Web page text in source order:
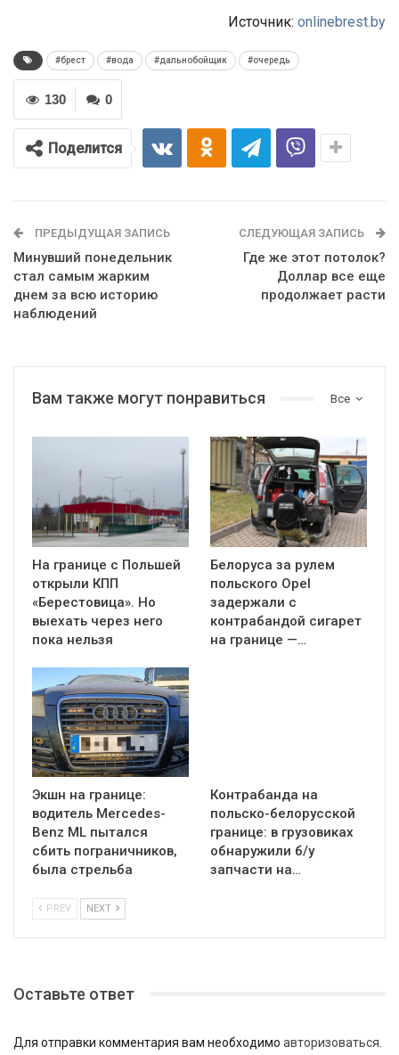
Источник: onlinebrest.by
#брест #вода #дальнобойщик #очередь
0
130
Поделится
ПРЕДЫДУЩАЯ ЗАПИСЬ
Минувший понедельник
стал самым жарким
днем за всю историю
наблюдений
СЛЕДУЮЩАЯ ЗАПИСЬ
Где же этот потолок?
Доллар все еще
продолжает расти
Все
Вам также могут понравиться
На границе с Польшей
открыли КПП
«Берестовица». Но
выехать через него
пока нельзя
Белоруса за рулем
польского Opel
задержали с
контрабандой сигарет
на границе —…
Экшн на границе:
водитель Mercedes-
Benz ML пытался
сбить пограничников,
была стрельба
Контрабанда на
польско-белорусской
границе: в грузовиках
обнаружили б/у
запчасти на…
PREV NEXT
Оставьте ответ
Для отправки комментария вам необходимо авторизоваться